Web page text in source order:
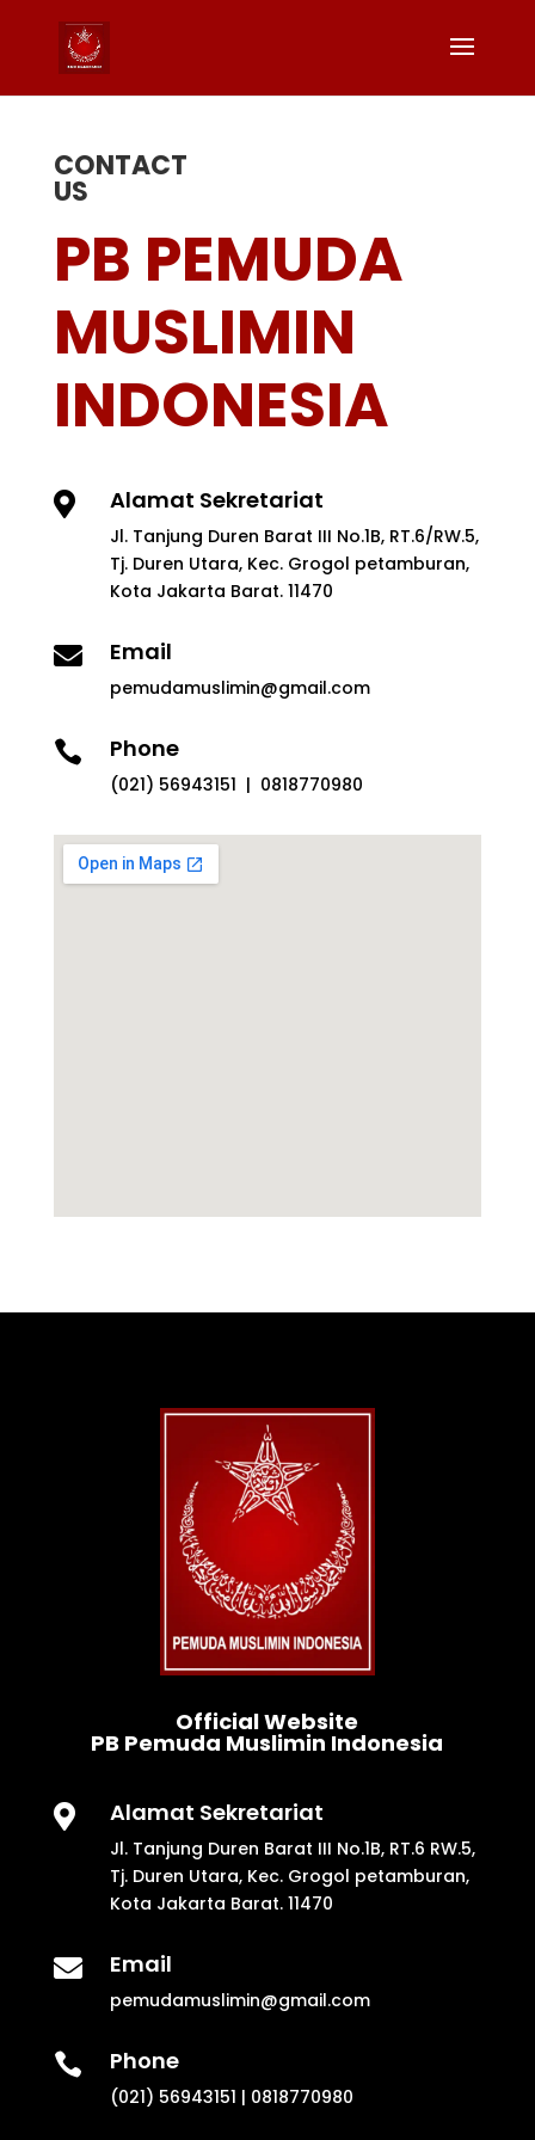
CONTACT
US
PB PEMUDA
MUSLIMIN
INDONESIA
 Alamat Sekretariat
Jl. Tanjung Duren Barat III No.1B, RT.6/RW.5,
Tj. Duren Utara, Kec. Grogol petamburan,
Kota Jakarta Barat. 11470
 Email
pemudamuslimin@gmail.com
 Phone
(021) 56943151 | 0818770980
Official Website
PB Pemuda Muslimin Indonesia
 Alamat Sekretariat
Jl. Tanjung Duren Barat III No.1B, RT.6 RW.5,
Tj. Duren Utara, Kec. Grogol petamburan,
Kota Jakarta Barat. 11470
 Email
pemudamuslimin@gmail.com
 Phone
(021) 56943151 | 0818770980